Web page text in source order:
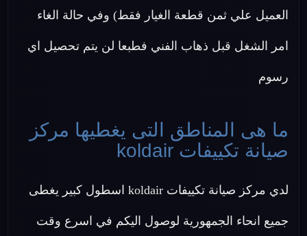
العميل علي ثمن قطعة الغيار فقط) وفي حالة الغاء
امر الشغل قبل ذهاب الفني فطبعا لن يتم تحصيل اي
رسوم
ما هى المناطق التى يغطيها مركز
صيانة تكييفات koldair
لدي مركز صيانة تكييفات koldair اسطول كبير يغطى
جميع انحاء الجمهورية لوصول اليكم في اسرع وقت